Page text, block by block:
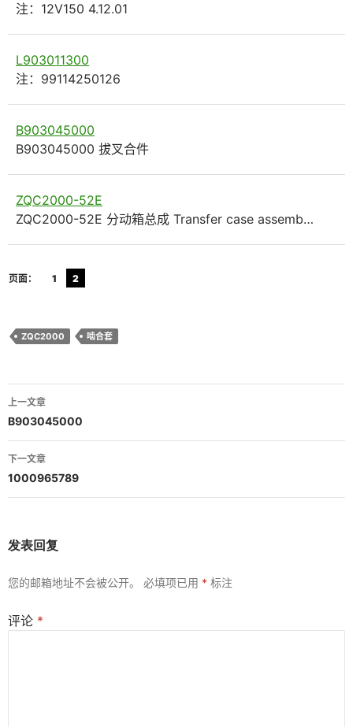
注：12V150 4.12.01
L903011300
注：99114250126
B903045000
B903045000 拔叉合件
ZQC2000-52E
ZQC2000-52E 分动箱总成 Transfer case assemb…
页面： 1 2
ZQC2000 啮合套
文
章
导
航
上一文章
B903045000
下一文章
1000965789
发表回复
您的邮箱地址不会被公开。 必填项已用 * 标注
评论 *